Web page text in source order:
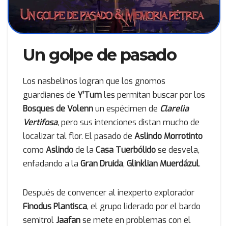
Un golpe de pasado
Los nasbelinos logran que los gnomos
guardianes de Y’Tumles permitan buscar por los
Bosques de Volennun espécimen de Clarelia
Vertifosa, pero sus intenciones distan mucho de
localizar tal flor. El pasado de Aslindo Morrotinto
como Aslindode la Casa Tuerbólidose desvela,
enfadando a la Gran Druida, Glinklian Muerdázul.
Después de convencer al inexperto explorador
Finodus Plantisca, el grupo liderado por el bardo
semitrolJaafanse mete en problemas con el